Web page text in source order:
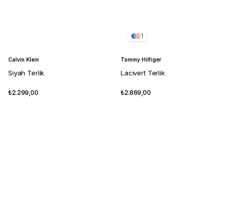
Calvin Klein
Siyah Terlik
₺2.299,00
1
Tommy Hilfiger
Lacivert Terlik
₺2.869,00